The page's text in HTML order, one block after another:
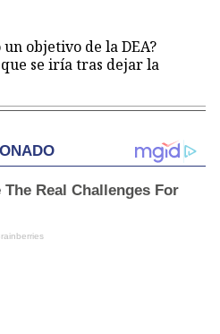
un objetivo de la DEA?
se iría tras dejar la